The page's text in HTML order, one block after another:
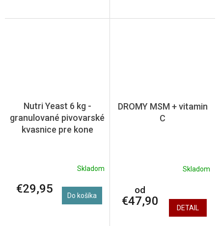
Nutri Yeast 6 kg -
granulované pivovarské
kvasnice pre kone
Skladom
€29,95 Do košíka
DROMY MSM + vitamin
C
Skladom
od
€47,90 DETAIL